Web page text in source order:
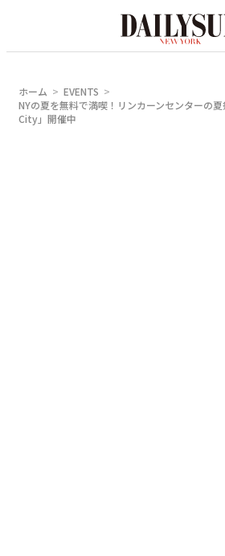
ホーム
EVENTS
NYの夏を無料で満喫！リンカーンセンターの
City」開催中